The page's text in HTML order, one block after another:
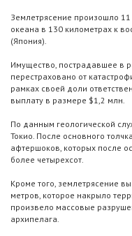
Землетрясение произошло
океана в 130 километрах к
(Япония).
Имущество, пострадавшее в
перестраховано от
рамках своей доли
выплату в размере $1,2 млн.
По данным геологической
Токио. После основного
афтершоков, которых после
более четырехсот.
Кроме того, землетрясение
метров, которое накрыло
произвело массовые
архипелага.